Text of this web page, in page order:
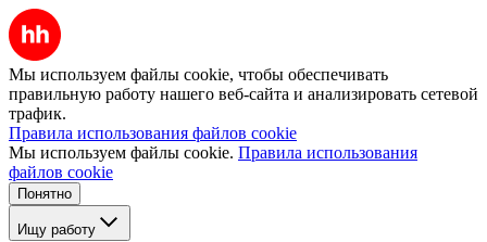
Мы используем файлы cookie, чтобы обеспечивать
правильную работу нашего веб-сайта и анализировать сетевой
трафик.
Правила использования файлов cookie
Мы используем файлы cookie. Правила использования
файлов cookie
Понятно
Ищу работу